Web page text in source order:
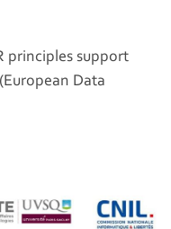
principles support
(European Data